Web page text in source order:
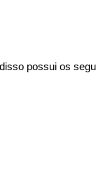
possui os